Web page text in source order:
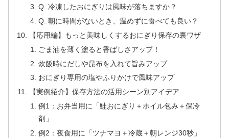
Q. 冷凍したおにぎりは風味が落ちますか？
Q. 朝に時間がないとき、温めずに食べても良い？
【応用編】もっと美味しくするおにぎり保存の裏ワザ
ごま油を薄く塗ると香ばしさアップ！
炊飯時にだしや昆布を入れて旨みアップ
おにぎり専用の塩やふりかけで風味アップ
【実例紹介】保存方法の活用シーン別アイデア
例1：お弁当用に「鮭おにぎり＋ホイル包み＋保冷
剤」
例2：夜食用に「ツナマヨ＋冷蔵＋朝レンジ30秒」